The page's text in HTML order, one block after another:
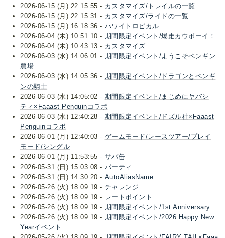
2026-06-15 (月) 22:15:55 - カスタマイズ/トレイルの一覧
2026-06-15 (月) 22:15:31 - カスタマイズ/ライドの一覧
2026-06-15 (月) 16:18:36 - ハワイトロピカル
2026-06-04 (木) 10:51:10 - 期間限定イベント/爆走カウボーイ！
2026-06-04 (木) 10:43:13 - カスタマイズ
2026-06-03 (水) 14:06:01 - 期間限定イベント/ようこそペンギン
農場
2026-06-03 (水) 14:05:36 - 期間限定イベント/ドラゴンとペンギ
ンの騎士
2026-06-03 (水) 14:05:02 - 期間限定イベント/まじめにヤバシ
ティ×Faaast Penguinコラボ
2026-06-03 (水) 12:40:28 - 期間限定イベント/ドズル社×Faaast
Penguinコラボ
2026-06-01 (月) 12:40:03 - ゲームモード/レースツアー/プレイ
モード/シングル
2026-06-01 (月) 11:53:55 - サバ缶
2026-05-31 (日) 15:03:08 - パーティ
2026-05-31 (日) 14:30:20 - AutoAliasName
2026-05-26 (火) 18:09:19 - チャレンジ
2026-05-26 (火) 18:09:19 - レートポイント
2026-05-26 (火) 18:09:19 - 期間限定イベント/1st Anniversary
2026-05-26 (火) 18:09:19 - 期間限定イベント/2026 Happy New
Yearイベント